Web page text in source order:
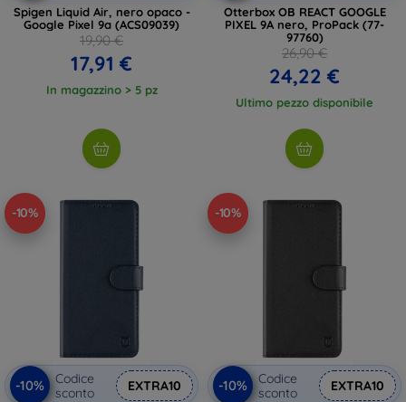
Spigen Liquid Air, nero opaco -
Google Pixel 9a (ACS09039)
19,90 €
17,91 €
In magazzino > 5 pz
Otterbox OB REACT GOOGLE
PIXEL 9A nero, ProPack (77-
97760)
26,90 €
24,22 €
Ultimo pezzo disponibile
-10%
-10%
Codice
sconto
EXTRA10
-10%
-10%
Codice
sconto
EXTRA10